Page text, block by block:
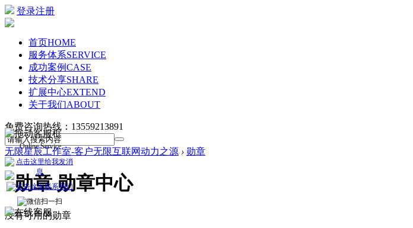
登录注册
首页HOME
服务体系SERVICE
成功案例CASE
技术分享SHARE
扩展中心EXTEND
关于我们ABOUT
免费咨询热线： 13559213891
无限星辰工作室-客户无限互联网动力之源 › 勋章
勋章中心
没有可用的勋章
Online Service